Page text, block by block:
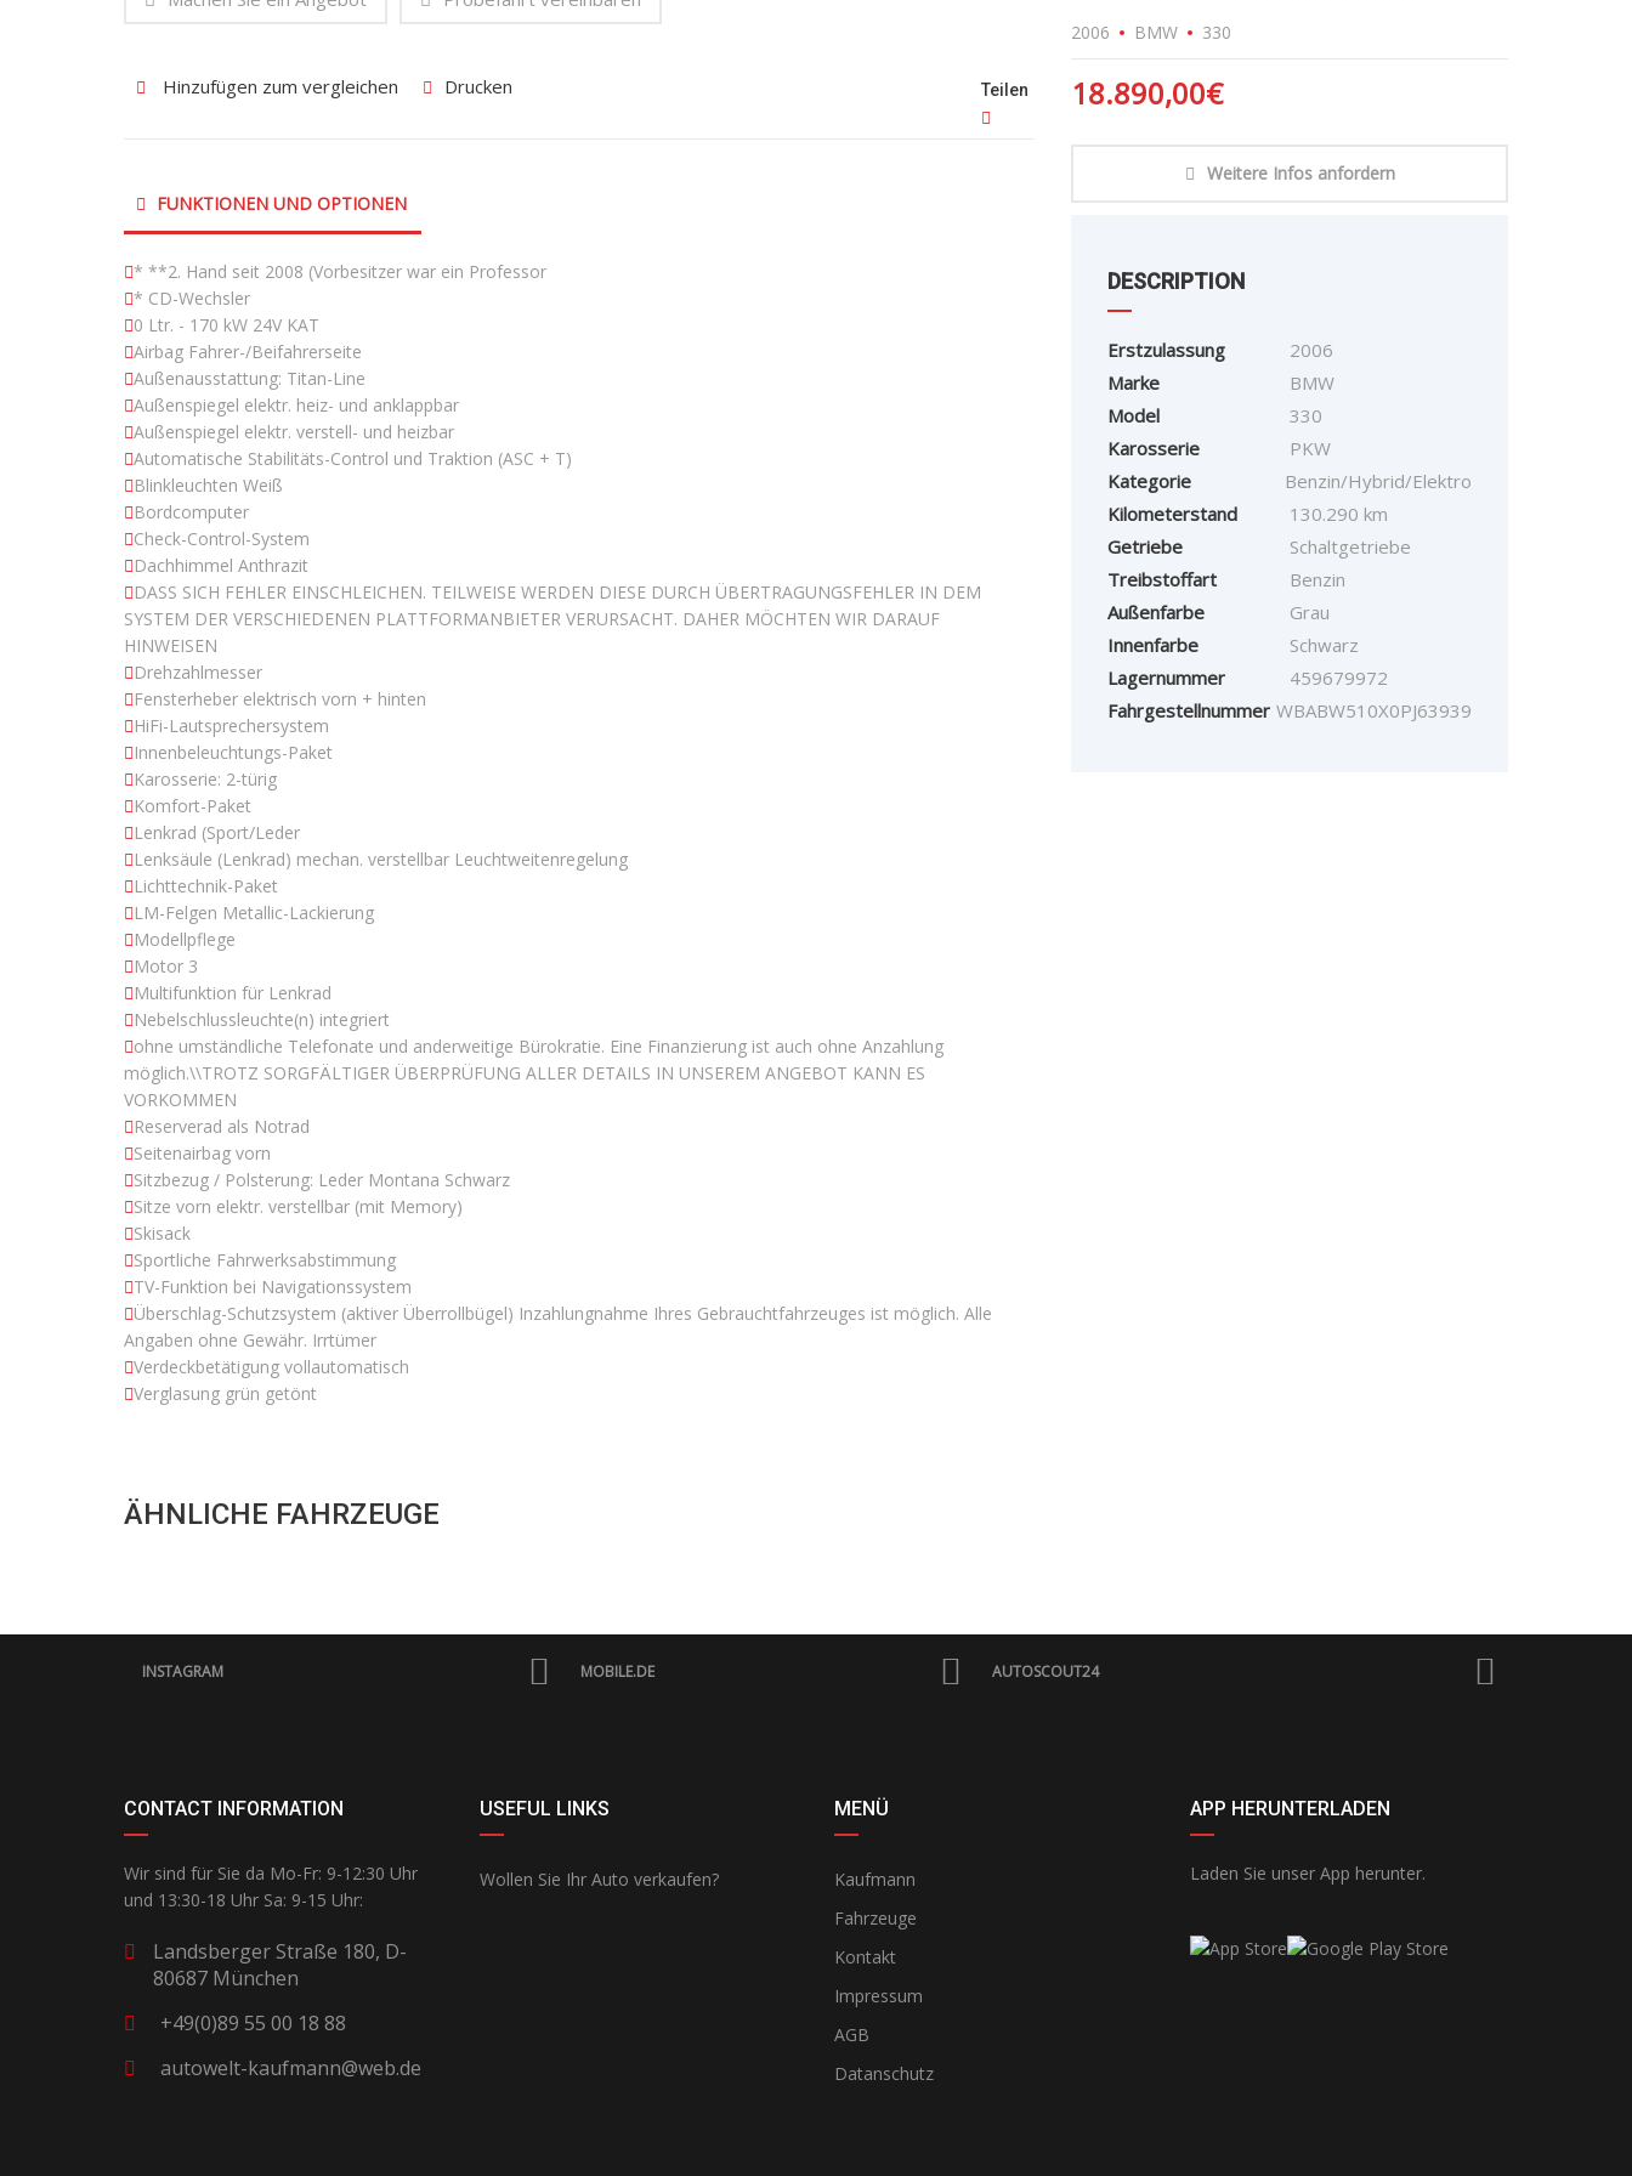
Hinzufügen zum vergleichen Drucken Teilen
FUNKTIONEN UND OPTIONEN
* **2. Hand seit 2008 (Vorbesitzer war ein Professor
* CD-Wechsler
0 Ltr. - 170 kW 24V KAT
Airbag Fahrer-/Beifahrerseite
Außenausstattung: Titan-Line
Außenspiegel elektr. heiz- und anklappbar
Außenspiegel elektr. verstell- und heizbar
Automatische Stabilitäts-Control und Traktion (ASC + T)
Blinkleuchten Weiß
Bordcomputer
Check-Control-System
Dachhimmel Anthrazit
DASS SICH FEHLER EINSCHLEICHEN. TEILWEISE WERDEN DIESE DURCH ÜBERTRAGUNGSFEHLER IN DEM
SYSTEM DER VERSCHIEDENEN PLATTFORMANBIETER VERURSACHT. DAHER MÖCHTEN WIR DARAUF
HINWEISEN
Drehzahlmesser
Fensterheber elektrisch vorn + hinten
HiFi-Lautsprechersystem
Innenbeleuchtungs-Paket
Karosserie: 2-türig
Komfort-Paket
Lenkrad (Sport/Leder
Lenksäule (Lenkrad) mechan. verstellbar Leuchtweitenregelung
Lichttechnik-Paket
LM-Felgen Metallic-Lackierung
Modellpflege
Motor 3
Multifunktion für Lenkrad
Nebelschlussleuchte(n) integriert
ohne umständliche Telefonate und anderweitige Bürokratie. Eine Finanzierung ist auch ohne Anzahlung
möglich.\\TROTZ SORGFÄLTIGER ÜBERPRÜFUNG ALLER DETAILS IN UNSEREM ANGEBOT KANN ES
VORKOMMEN
Reserverad als Notrad
Seitenairbag vorn
Sitzbezug / Polsterung: Leder Montana Schwarz
Sitze vorn elektr. verstellbar (mit Memory)
Skisack
Sportliche Fahrwerksabstimmung
TV-Funktion bei Navigationssystem
Überschlag-Schutzsystem (aktiver Überrollbügel) Inzahlungnahme Ihres Gebrauchtfahrzeuges ist möglich. Alle
Angaben ohne Gewähr. Irrtümer
Verdeckbetätigung vollautomatisch
Verglasung grün getönt
2006 BMW 330
18.890,00€
Weitere Infos anfordern
DESCRIPTION
Erstzulassung
2006
Marke
BMW
Model
330
Karosserie
PKW
Kategorie
Benzin/Hybrid/Elektro
Kilometerstand
130.290 km
Getriebe
Schaltgetriebe
Treibstoffart
Benzin
Außenfarbe
Grau
Innenfarbe
Schwarz
Lagernummer
459679972
Fahrgestellnummer WBABW510X0PJ63939
ÄHNLICHE FAHRZEUGE
INSTAGRAM MOBILE.DE AUTOSCOUT24
CONTACT INFORMATION
Wir sind für Sie da Mo-Fr: 9-12:30 Uhr
und 13:30-18 Uhr Sa: 9-15 Uhr:
Landsberger Straße 180, D-
80687 München
+49(0)89 55 00 18 88
autowelt-kaufmann@web.de
USEFUL LINKS
Wollen Sie Ihr Auto verkaufen?
MENÜ
Kaufmann
Fahrzeuge
Kontakt
Impressum
AGB
Datanschutz
APP HERUNTERLADEN
Laden Sie unser App herunter.